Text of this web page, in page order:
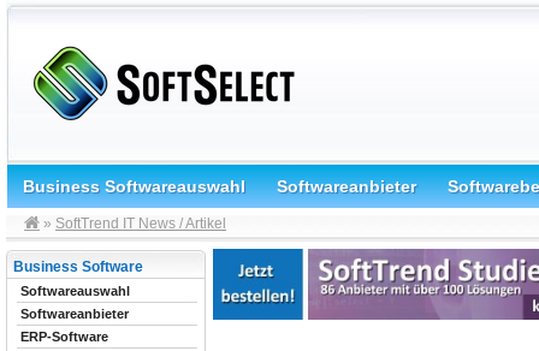
Business Softwareauswahl Softwareanbieter
» SoftTrend IT News / Artikel
Business Software
Softwareauswahl
Softwareanbieter
ERP-Software